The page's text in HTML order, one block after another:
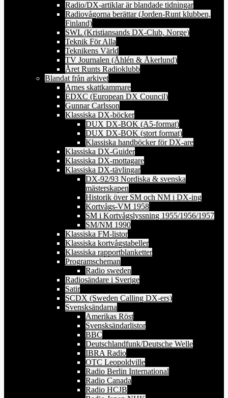
Radio/DX-artiklar är blandade tidningar
Radiovågorna berättar (Jorden-Runt klubben,
Finland)
SWL (Kristiansands DX-Club, Norge)
Teknik För Alla
Teknikens Värld
TV Journalen (Åhlén & Åkerlund)
Året Runts Radioklubb
Blandat från arkivet
Arnes skattkammare
EDXC (European DX Council)
Gunnar Carlsson
Klassiska DX-böcker
DUX DX-BOK (A5-format)
DUX DX-BOK (stort format)
Klassiska handböcker för DX-are
Klassiska DX-Guider
Klassiska DX-mottagare
Klassiska DX-tävlingar
DX-92/93 Nordiska & svenska
mästerskapen
Historik över SM och NM i DX-ing
Kortvågs-VM 1958
SM i Kortvågslyssning 1955/1956/1957
SM/NM 1990
Klassiska FM-listor
Klassiska kortvågstabeller
Klassiska rapportblanketter
Programscheman
Radio sweden
Radiosändare i Sverige
Satir
SCDX (Sweden Calling DX-ers)
Svensksändarna
Amerikas Röst
Svensksändarlistor
BBC
Deutschlandfunk/Deutsche Welle
IBRA Radio
OTC Leopoldville
Radio Berlin International
Radio Canada
Radio HCJB